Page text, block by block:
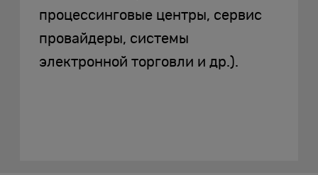
процессинговые центры, сервис
провайдеры, системы
электронной торговли и др.).